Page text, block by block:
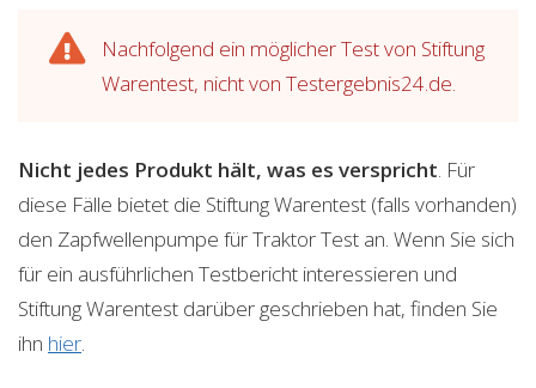
Nachfolgend ein möglicher Test von Stiftung
Warentest, nicht von Testergebnis24.de.
Nicht jedes Produkt hält, was es verspricht . Für
diese Fälle bietet die Stiftung Warentest (falls vorhanden)
den Zapfwellenpumpe für Traktor Test an. Wenn Sie sich
für ein ausführlichen Testbericht interessieren und
Stiftung Warentest darüber geschrieben hat, finden Sie
ihn hier